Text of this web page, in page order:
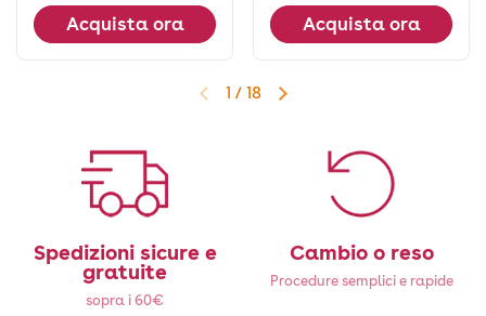
Acquista ora Acquista ora
Diapositiva precedente
Diapositiva successiva
1 / 18
Spedizioni sicure e
gratuite
sopra i 60€
Cambio o reso
Procedure semplici e rapide